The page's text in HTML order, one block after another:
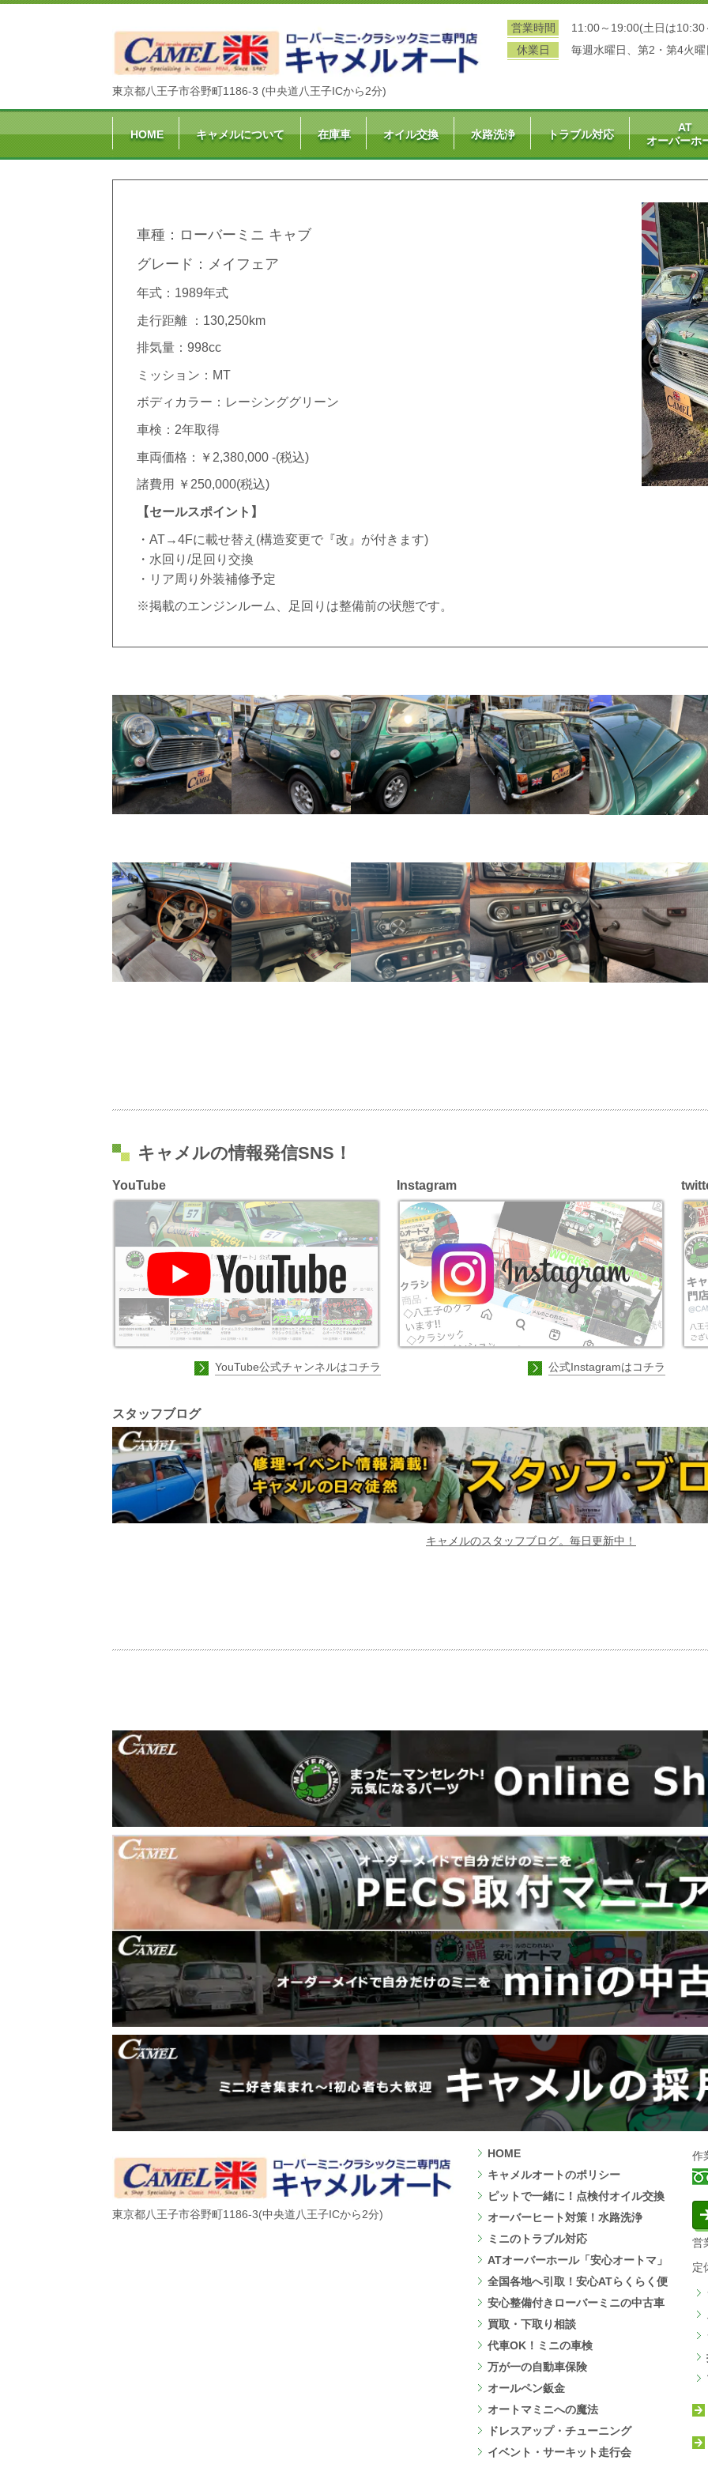
東京都八王子市谷野町1186-3 (中央道八王子ICから2分)
営業時間
11:00～19:00(土日は
休業日
毎週水曜日、第2・第4火曜
HOME キャメルについて 在庫車 オイル交換 水路洗浄 トラブル対応
AT
オーバーホ
車種：ローバーミニ キャブ
グレード：メイフェア
年式：1989年式
走行距離 ：130,250km
排気量：998cc
ミッション：MT
ボディカラー：レーシンググリーン
車検：2年取得
車両価格：￥2,380,000 -(税込)
諸費用 ￥250,000(税込)
【セールスポイント】
・AT→4Fに載せ替え(構造変更で『改』が付きます)
・水回り/足回り交換
・リア周り外装補修予定
※掲載のエンジンルーム、足回りは整備前の状態です。
キャメルの情報発信SNS！
YouTube
YouTube公式チャンネルはコチラ
Instagram
公式Instagramはコチラ
スタッフブログ
キャメルのスタッフブログ。毎日更新中！
東京都八王子市谷野町1186-3(中央道八王子ICから2分)
HOME
キャメルオートのポリシー
ピットで一緒に！点検付オイル交換
オーバーヒート対策！水路洗浄
ミニのトラブル対応
ATオーバーホール「安心オートマ」
全国各地へ引取！安心ATらくらく便
安心整備付きローバーミニの中古車
買取・下取り相談
代車OK！ミニの車検
万が一の自動車保険
オールペン鈑金
オートマミニへの魔法
ドレスアップ・チューニング
イベント・サーキット走行会
作
営
定